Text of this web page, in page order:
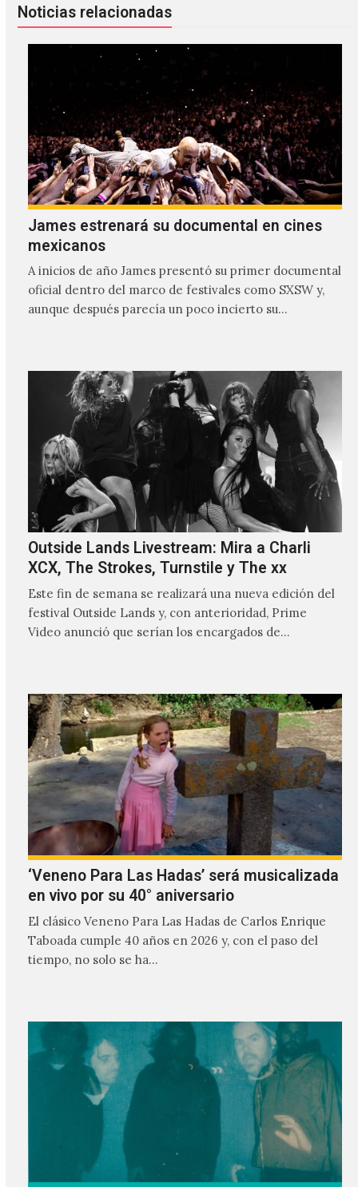
Noticias relacionadas
James estrenará su documental en cines
mexicanos
A inicios de año James presentó su primer documental
oficial dentro del marco de festivales como SXSW y,
aunque después parecía un poco incierto su…
Outside Lands Livestream: Mira a Charli
XCX, The Strokes, Turnstile y The xx
Este fin de semana se realizará una nueva edición del
festival Outside Lands y, con anterioridad, Prime
Video anunció que serían los encargados de
‘Veneno Para Las Hadas’ será musicalizada
en vivo por su 40° aniversario
El clásico Veneno Para Las Hadas de Carlos Enrique
Taboada cumple 40 años en 2026 y, con el paso del
tiempo, no solo se ha…